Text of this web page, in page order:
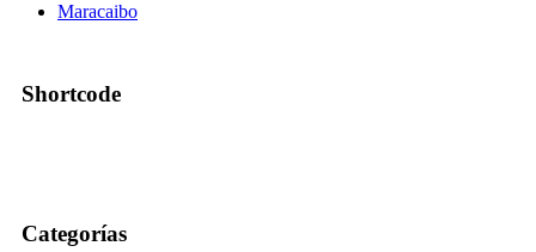
Maracaibo
Shortcode
Categorías